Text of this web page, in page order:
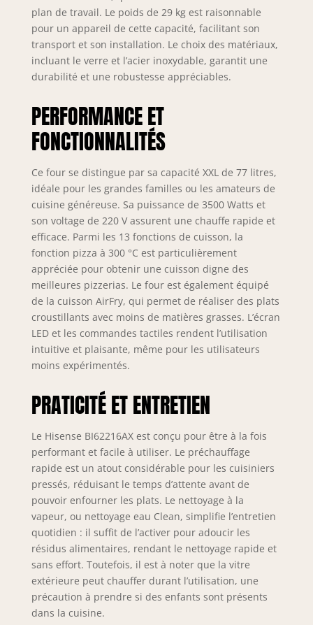
comme au
restaurant
Préchauffage
rapide : grâce à
cette fonction en
seulement 6
peut atteindre une
température de
200 °C Nettoyage
grâce au cycle de
nettoyage de 30
minutes, vous
pourrez profiter de
l'action de la
vapeur pour
dissoudre les
taches les plus
tenaces et faciliter
le nettoyage du
four. Guide
télescopique 1
niveau : grâce aux
extraire la lèchette
degré de cuisson
en toute sécurité
et éviter les
brûlures.
plan de travail. Le poids de 29 kg est raisonnable
pour un appareil de cette capacité, facilitant son
transport et son installation. Le choix des matériaux,
incluant le verre et l’acier inoxydable, garantit une
durabilité et une robustesse appréciables.
PERFORMANCE ET
FONCTIONNALITÉS
Ce four se distingue par sa capacité XXL de 77 litres,
idéale pour les grandes familles ou les amateurs de
cuisine généreuse. Sa puissance de 3500 Watts et
son voltage de 220 V assurent une chauffe rapide et
efficace. Parmi les 13 fonctions de cuisson, la
fonction pizza à 300 °C est particulièrement
appréciée pour obtenir une cuisson digne des
meilleures pizzerias. Le four est également équipé
de la cuisson AirFry, qui permet de réaliser des plats
croustillants avec moins de matières grasses. L’écran
LED et les commandes tactiles rendent l’utilisation
intuitive et plaisante, même pour les utilisateurs
moins expérimentés.
PRATICITÉ ET ENTRETIEN
Le Hisense BI62216AX est conçu pour être à la fois
performant et facile à utiliser. Le préchauffage
rapide est un atout considérable pour les cuisiniers
pressés, réduisant le temps d’attente avant de
pouvoir enfourner les plats. Le nettoyage à la
vapeur, ou nettoyage eau Clean, simplifie l’entretien
quotidien : il suffit de l’activer pour adoucir les
résidus alimentaires, rendant le nettoyage rapide et
sans effort. Toutefois, il est à noter que la vitre
extérieure peut chauffer durant l’utilisation, une
précaution à prendre si des enfants sont présents
dans la cuisine.